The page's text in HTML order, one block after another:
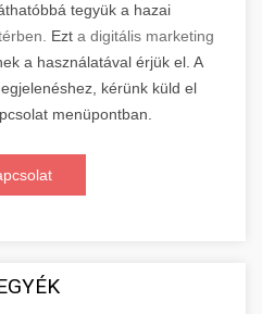
tegyük a hazai
Ezt a digitális marketing
a használatával érjük el. A
kérünk küld el
menüpontban.